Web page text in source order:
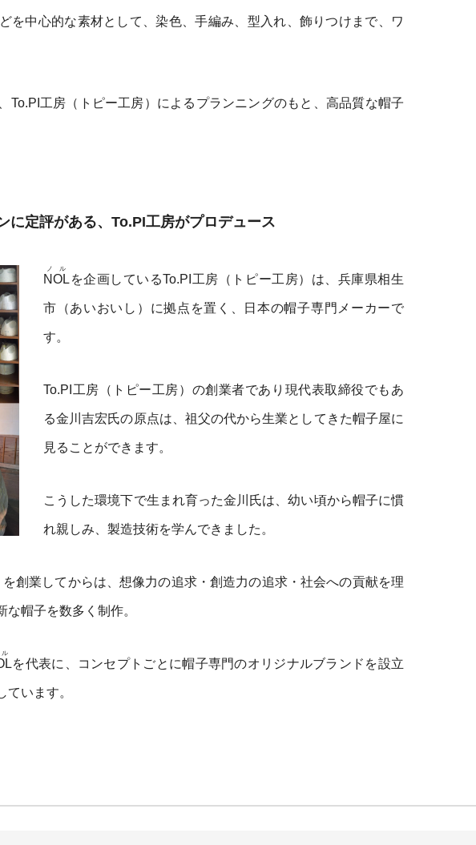
を中心的な素材として、染色、手編み、型入れ、飾りつけまで、ワ
To.PI工房（トピー工房）によるプランニングのもと、高品質な帽子
に定評がある、To.PI工房がプロデュース
NOL
ノル
を企画しているTo.PI工房（トピー工房）は、兵庫県相生
市（あいおいし）に拠点を置く、日本の帽子専門メーカーで
す。
To.PI工房（トピー工房）の創業者であり現代表取締役でもあ
る金川吉宏氏の原点は、祖父の代から生業としてきた帽子屋に
見ることができます。
こうした環境下で生まれ育った金川氏は、幼い頃から帽子に慣
れ親しみ、製造技術を学んできました。
創業してからは、想像力の追求・創造力の追求・社会への貢献を理
帽子を数多く制作。
を代表に、コンセプトごとに帽子専門のオリジナルブランドを設立
います。